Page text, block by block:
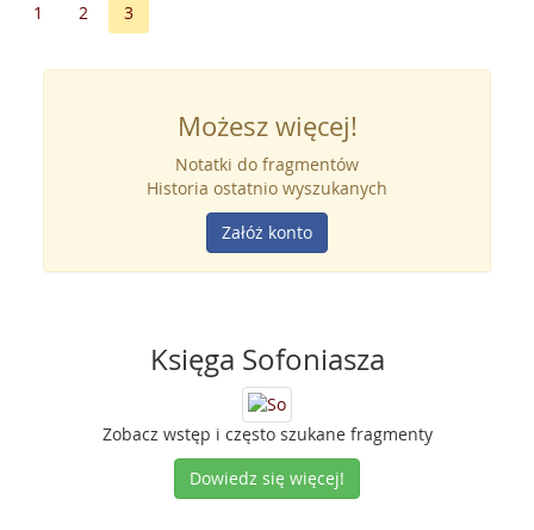
1 2 3
Możesz więcej!
Notatki do fragmentów
Historia ostatnio wyszukanych
Załóż konto
Księga Sofoniasza
Zobacz wstęp i często szukane fragmenty
Dowiedz się więcej!